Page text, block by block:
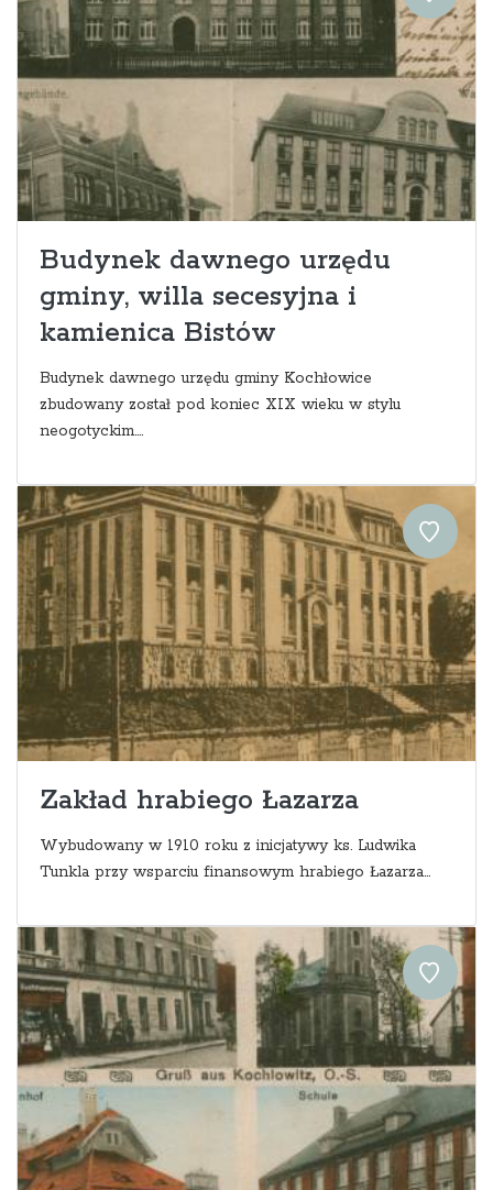
Budynek dawnego urzędu
gminy, willa secesyjna i
kamienica Bistów
Budynek dawnego urzędu gminy Kochłowice
zbudowany został pod koniec XIX wieku w stylu
neogotyckim....
Zakład hrabiego Łazarza
Wybudowany w 1910 roku z inicjatywy ks. Ludwika
Tunkla przy wsparciu finansowym hrabiego Łazarza...